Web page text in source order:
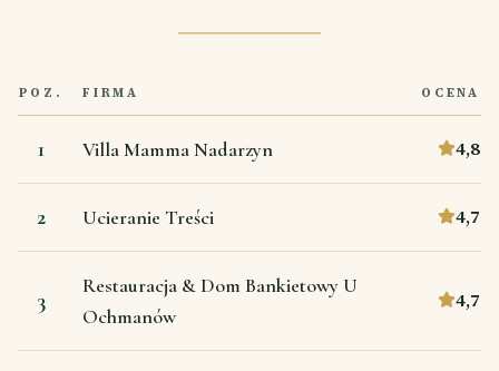
POZ. FIRMA OCENA
1 Villa Mamma Nadarzyn 4,8
2 Ucieranie Treści 4,7
3
Restauracja & Dom Bankietowy U
Ochmanów
4,7